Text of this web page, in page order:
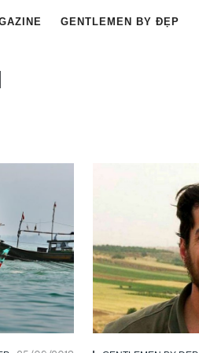
GENTLEMEN BY ĐẸP